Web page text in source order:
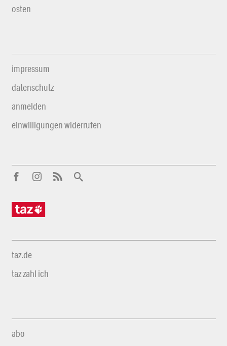
osten
impressum
datenschutz
anmelden
einwilligungen widerrufen
taz.de
taz zahl ich
abo